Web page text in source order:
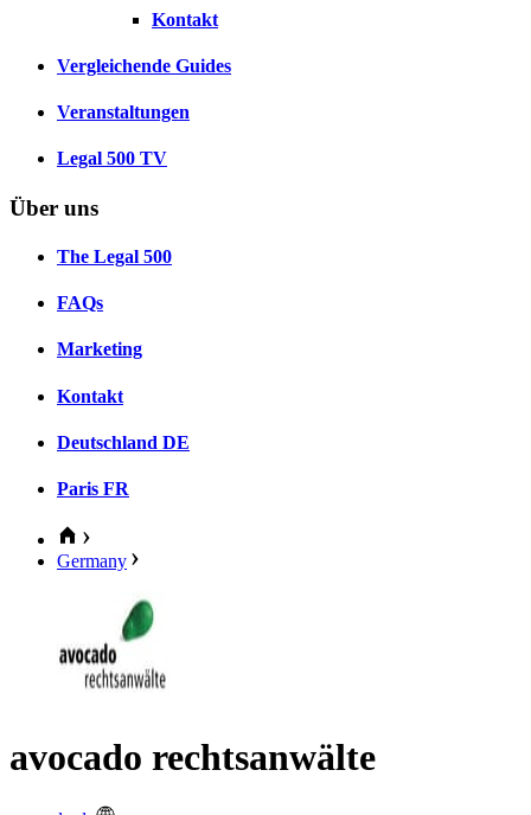
Kontakt
Vergleichende Guides
Veranstaltungen
Legal 500 TV
Über uns
The Legal 500
FAQs
Marketing
Kontakt
Deutschland DE
Paris FR
Germany
avocado rechtsanwälte